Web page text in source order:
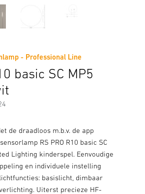
- Professional Line
basic SC MP5
de draadloos m.b.v. de app
RS PRO R10 basic SC
Lighting kinderspel. Eenvoudige
en individuele instelling
basislicht, dimbaar
Uiterst precieze HF-